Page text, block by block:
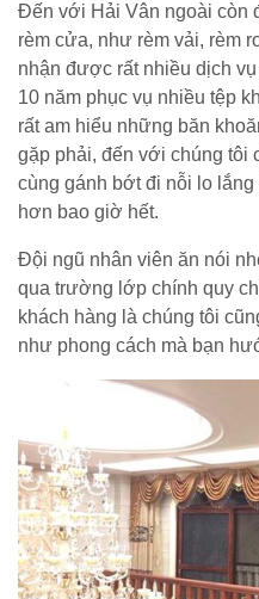
Đến với Hải Vân ngoài còn
rèm cửa, như rèm vải, rèm
nhận được rất nhiều dịch
10 năm phục vụ nhiều tệp
rất am hiểu những băn
gặp phải, đến với chúng tôi
cùng gánh bớt đi nỗi lo
hơn bao giờ hết.
Đội ngũ nhân viên ăn nói
qua trường lớp chính quy
khách hàng là chúng tôi
như phong cách mà bạn